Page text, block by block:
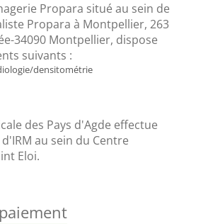
Propara situé au sein de
Propara à Montpellier, 263
34090 Montpellier, dispose
suivants :
densitométrie
des Pays d'Agde effectue
au sein du Centre
Eloi.